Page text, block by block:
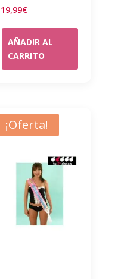
19,99€
AÑADIR AL
CARRITO
¡Oferta!